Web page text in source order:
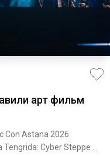
арт фильм
Con Astana 2026
Cyber Steppe –